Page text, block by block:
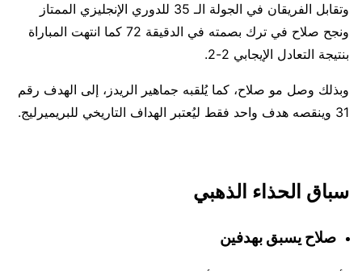
وتقابل الفريقان في الجولة الـ 35 للدوري الإنجليزي الممتاز
ونجح صلاح في ترك بصمته في الدقيقة 72 كما انتهت المباراة
بنتيجة التعادل الإيجابي 2-2.
وبذلك وصل مو صلاح، كما يُلقبه جماهير الريدز، إلى الهدف رقم
31 وينقصه هدف واحد فقط ليُعتبر الهداف التاريخي للبريميرليج.
سباق الحذاء الذهبي
صلاح يسبق بهدفين